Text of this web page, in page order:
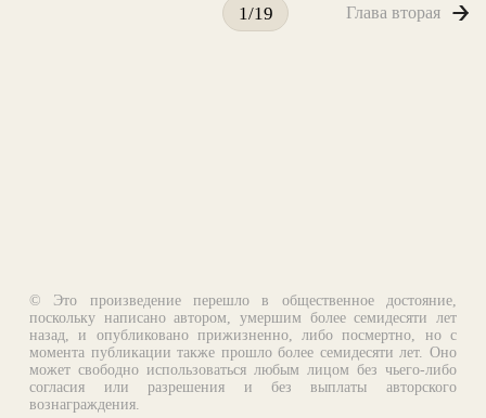
1/19 Глава вторая
© Это произведение перешло в общественное достояние,
поскольку написано автором, умершим более семидесяти лет
назад, и опубликовано прижизненно, либо посмертно, но с
момента публикации также прошло более семидесяти лет. Оно
может свободно использоваться любым лицом без чьего-либо
согласия или разрешения и без выплаты авторского
вознаграждения.